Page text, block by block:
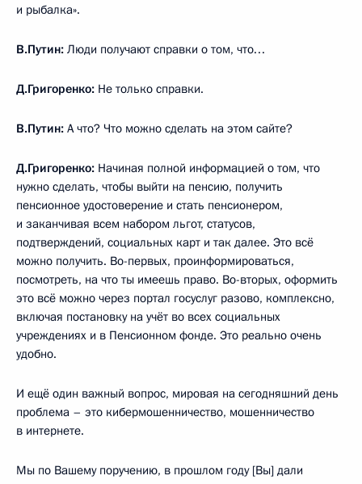
и рыбалка».
В.Путин: Люди получают справки о том, что…
Д.Григоренко: Не только справки.
В.Путин: А что? Что можно сделать на этом сайте?
Д.Григоренко: Начиная полной информацией о том, что
нужно сделать, чтобы выйти на пенсию, получить
пенсионное удостоверение и стать пенсионером,
и заканчивая всем набором льгот, статусов,
подтверждений, социальных карт и так далее. Это всё
можно получить. Во-первых, проинформироваться,
посмотреть, на что ты имеешь право. Во-вторых, оформить
это всё можно через портал госуслуг разово, комплексно,
включая постановку на учёт во всех социальных
учреждениях и в Пенсионном фонде. Это реально очень
удобно.
И ещё один важный вопрос, мировая на сегодняшний день
проблема – это кибермошенничество, мошенничество
в интернете.
Мы по Вашему поручению, в прошлом году [Вы] дали